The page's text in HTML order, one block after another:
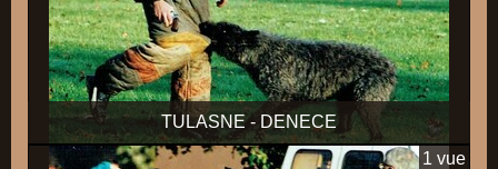
TULASNE - DENECE
1 vue